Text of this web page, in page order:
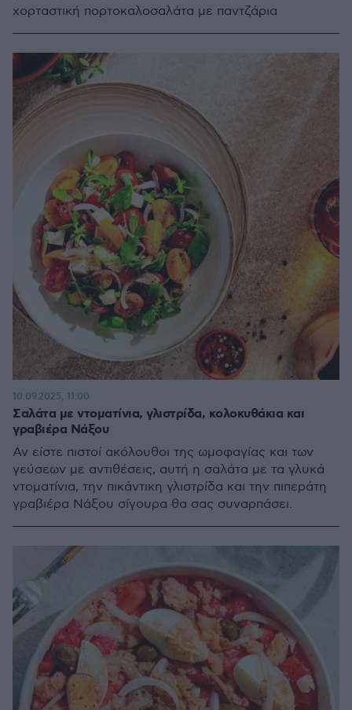
χορταστική πορτοκαλοσαλάτα με παντζάρια
Σαλάτα με ντοματίνια, γλιστρίδα, κολοκυθάκια και
γραβιέρα Νάξου
Αν είστε πιστοί ακόλουθοι της ωμοφαγίας και των
γεύσεων με αντιθέσεις, αυτή η σαλάτα με τα γλυκά
ντοματίνια, την πικάντικη γλιστρίδα και την πιπεράτη
γραβιέρα Νάξου σίγουρα θα σας συναρπάσει.
10.09.2025, 11:00